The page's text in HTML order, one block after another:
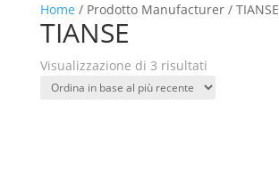
Home / Prodotto Manufacturer / TIANSE
TIANSE
Visualizzazione di 3 risultatiOrdina
in